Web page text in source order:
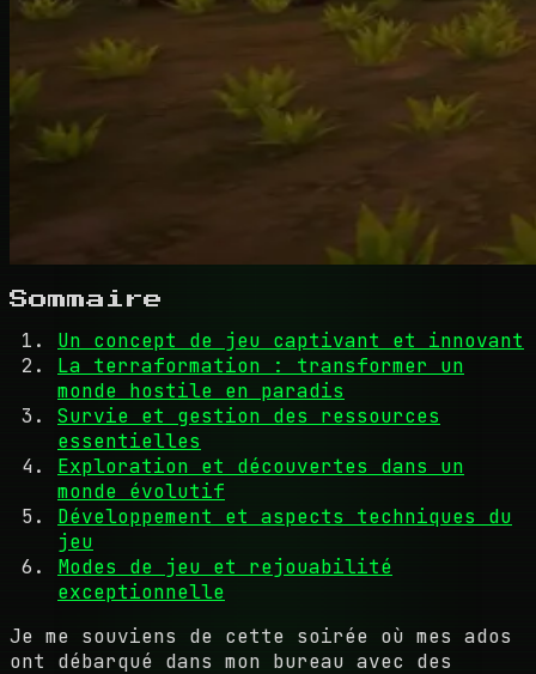
Sommaire
Un concept de jeu captivant et innovant
La terraformation : transformer un
monde hostile en paradis
Survie et gestion des ressources
essentielles
Exploration et découvertes dans un
monde évolutif
Développement et aspects techniques du
jeu
Modes de jeu et rejouabilité
exceptionnelle
Je me souviens de cette soirée où mes ados
ont débarqué dans mon bureau avec des